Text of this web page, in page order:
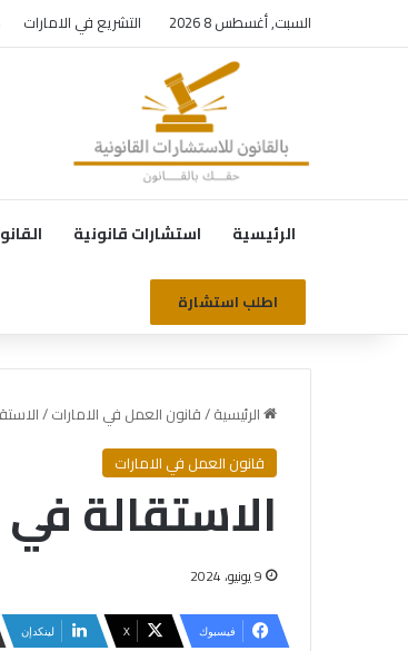
السبت, أغسطس 8 2026 التشريع في الامارات
الرئيسية استشارات قانونية
اطلب استشارة
الرئيسية/قانون العمل في الامارات/
قانون العمل في الامارات
الاستقالة
9 يونيو، 2024
فيسبوك ‫X لينكدإن